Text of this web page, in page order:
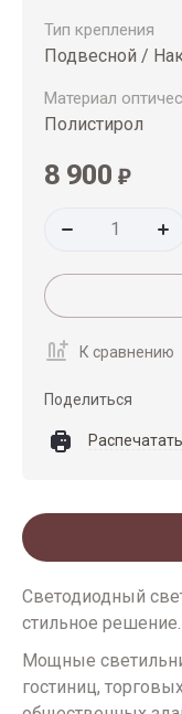
Тип крепления
Подвесной /
Материал
Полистирол
8 900 ₽
К сравнению
Поделиться
Распечатать
Cветодиодный
стильное решение.
Мощные
гостиниц,